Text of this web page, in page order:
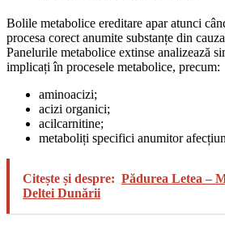
Bolile metabolice ereditare apar atunci
procesa corect anumite substanțe din
Panelurile metabolice extinse analizează
implicați în procesele metabolice, precum:
aminoacizi;
acizi organici;
acilcarnitine;
metaboliți specifici anumitor
Citește și despre: Pădurea Letea –
Deltei Dunării